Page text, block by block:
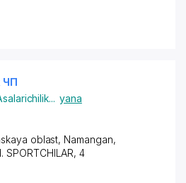
ЧП
... yana
oblast, Namangan,
SPORTCHILAR, 4